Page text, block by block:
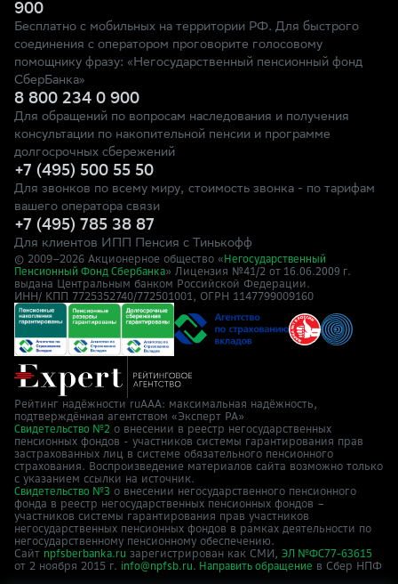
900
Бесплатно с мобильных на территории РФ. Для быстрого
соединения с оператором проговорите голосовому
помощнику фразу: «Негосударственный пенсионный фонд
СберБанка»
8 800 234 0 900
Для обращений по вопросам наследования и получения
консультации по накопительной пенсии и программе
долгосрочных сбережений
+7 (495) 500 55 50
Для звонков по всему миру, стоимость звонка - по тарифам
вашего оператора связи
+7 (495) 785 38 87
Для клиентов ИПП Пенсия с Тинькофф
© 2009–2026 Акционерное общество « Негосударственный
Пенсионный Фонд Сбербанка» Лицензия №41/2 от 16.06.2009 г.
выдана Центральным банком Российской Федерации.
ИНН/ КПП 7725352740/772501001, ОГРН 1147799009160
Рейтинг надёжности ruAAA: максимальная надёжность,
подтверждённая агентством «Эксперт РА»
Свидетельство №2 о внесении в реестр негосударственных
пенсионных фондов - участников системы гарантирования прав
застрахованных лиц в системе обязательного пенсионного
страхования. Воспроизведение материалов сайта возможно только
с указанием ссылки на источник.
Свидетельство №3 о внесении негосударственного пенсионного
фонда в реестр негосударственных пенсионных фондов –
участников системы гарантирования прав участников
негосударственных пенсионных фондов в рамках деятельности по
негосударственному пенсионному обеспечению.
Сайт npfsberbanka.ru зарегистрирован как СМИ, ЭЛ №ФС77-63615
от 2 ноября 2015 г. info@npfsb.ru. Направить обращение в Cбер НПФ